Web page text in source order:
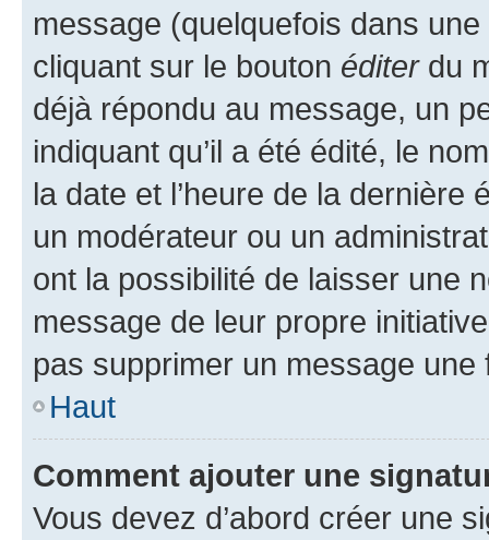
message (quelquefois dans
cliquant sur le bouton éditerdu
déjà répondu au message, un
indiquant qu’il a été édité, le
la date et l’heure de la dernière
un modérateur ou un
ont la possibilité de laisser une
message de leur propre
pas supprimer un message une
Haut
Comment ajouter une
Vous devez d’abord créer une